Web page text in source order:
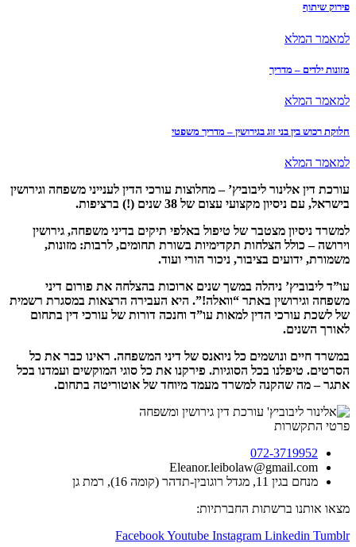
פירוק שיתוף
למאמר המלא
מזונות ילדים – מדריך
למאמר המלא
חלוקת רכוש בין בני זוג בגירושין – מדריך משפטי
למאמר המלא
עורכת דין אלינור ליבוביץ’ – מחלוצות עורכי הדין לענייני משפחה וגירושין
בישראל, עם ניסיון מקצועי עצום של 38 שנים (!) ברציפות
.
למשרד ניסיון מצטבר של טיפול באלפי תיקים בדיני משפחה, גירושין
וירושה – כולל הצלחות תקדימיות בשורת תחומים, לרבות: מזונות,
משמורת, ידועים בציבור, ניכור הורי ועוד.
עו”ד ליבוביץ’ ניהלה במשך שנים ארוכות בהצלחה את פורום דיני
משפחה וגירושין באתר “וואלה!”. היא העבירה הרצאות במסגרת רשמית
של לשכת עורכי הדין למאות עו”ד וחנכה דורות של עורכי דין בתחום
לאורך השנים.
במשרד חיים ונושמים כל ניואנס של דיני המשפחה. ראינו כבר את כל
הסרטים. טיפלנו בכל הסוגיות. פירקנו את כל סוגי המוקשים ועמדנו בכל
אתגר – מה שהקנה למשרד מעמד מיוחד של אוטוריטה בתחום.
פרטי התקשרות
072-3719952
Eleanor.leibolaw@gmail.com
מנחם בגין 11, מגדל רוגובין-תדהר (קומה 16), רמת גן
מצאו אותנו ברשתות החברתיות:
FacebookYoutube Instagram Linkedin Tumblr